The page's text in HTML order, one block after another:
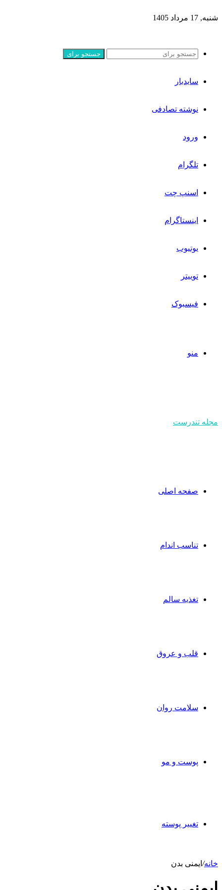
شنبه, 17 مرداد 1405
جستجو برای
سایدبار
نوشته تصادفی
ورود
تلگرام
اسنپ چت
اینستاگرام
یوتیوب
توییتر
فیسبوک
منو
مجله تندرست
صفحه اصلی
تناسب اندام
تغذیه سالم
قلب و عروق
سلامت روان
پوست و مو
تغییر پوسته
خانه/ ایمنی بدن